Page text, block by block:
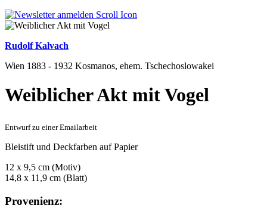
Rudolf Kalvach
Wien 1883 - 1932 Kosmanos, ehem. Tschechoslowakei
Weiblicher Akt mit Vogel
Entwurf zu einer Emailarbeit
Bleistift und Deckfarben auf Papier
12 x 9,5 cm (Motiv)
14,8 x 11,9 cm (Blatt)
Provenienz: